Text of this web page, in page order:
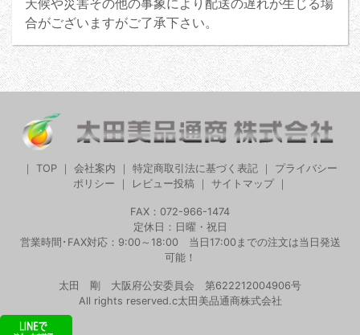
合がございますがご了承下さい。
TOP 会社案内 特定商取引法に基づく表記
プライバシー
ポリシー
レビュー投稿｜ サイトマップ｜
FAX：072-966-1474
定休日：日曜・祝日
営業時間･FAX対応：9:00～18:00 当日17:00までの注文は当日発送
可能！
太田 剛 大阪府公安委員会 第622212004906号
All rights reserved.c太田美品通商株式会社